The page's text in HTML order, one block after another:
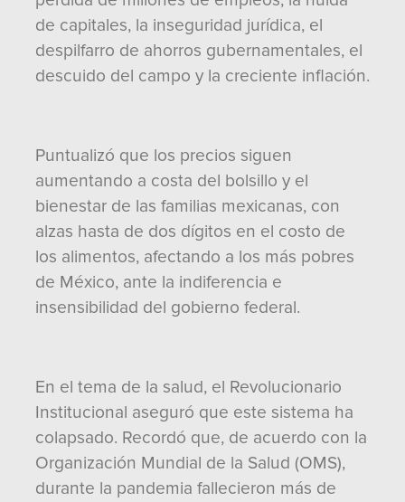
de capitales, la inseguridad jurídica, el
despilfarro de ahorros gubernamentales, el
descuido del campo y la creciente inflación.
Puntualizó que los precios siguen
aumentando a costa del bolsillo y el
bienestar de las familias mexicanas, con
alzas hasta de dos dígitos en el costo de
los alimentos, afectando a los más pobres
de México, ante la indiferencia e
insensibilidad del gobierno federal.
En el tema de la salud, el Revolucionario
Institucional aseguró que este sistema ha
colapsado. Recordó que, de acuerdo con la
Organización Mundial de la Salud (OMS),
durante la pandemia fallecieron más de